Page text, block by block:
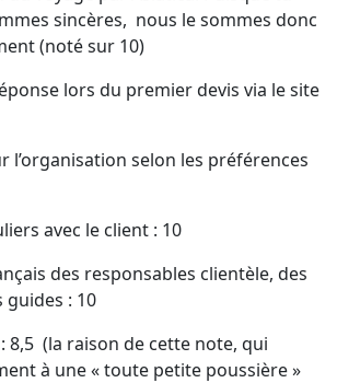
sincères, nous le sommes donc
(noté sur 10)
lors du premier devis via le site
l’organisation selon les préférences
avec le client : 10
des responsables clientèle, des
guides : 10
8,5 (la raison de cette note, qui
à une « toute petite poussière »